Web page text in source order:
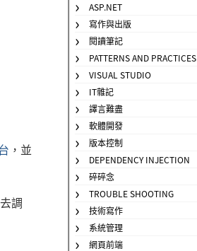
，並
調
ASP.NET
寫作與出版
閱讀筆記
PATTERNS AND PRACTICES
VISUAL STUDIO
IT雜記
譯言難盡
軟體開發
版本控制
DEPENDENCY INJECTION
碎碎念
TROUBLE SHOOTING
技術寫作
系統管理
網頁前端